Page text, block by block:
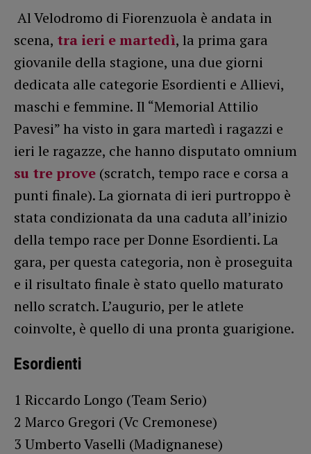
Al Velodromo di Fiorenzuola è andata in
scena, tra ieri e martedì, la prima gara
giovanile della stagione, una due giorni
dedicata alle categorie Esordienti e Allievi,
maschi e femmine. Il “Memorial Attilio
Pavesi” ha visto in gara martedì i ragazzi e
ieri le ragazze, che hanno disputato omnium
su tre prove (scratch, tempo race e corsa a
punti finale). La giornata di ieri purtroppo è
stata condizionata da una caduta all’inizio
della tempo race per Donne Esordienti. La
gara, per questa categoria, non è proseguita
e il risultato finale è stato quello maturato
nello scratch. L’augurio, per le atlete
coinvolte, è quello di una pronta guarigione.
Esordienti
1 Riccardo Longo (Team Serio)
2 Marco Gregori (Vc Cremonese)
3 Umberto Vaselli (Madignanese)